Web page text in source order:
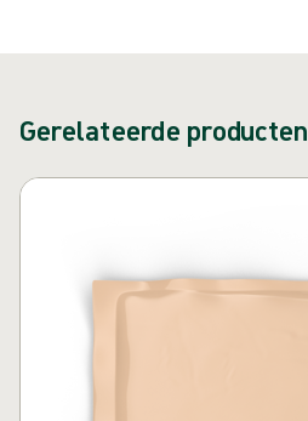
Gerelateerde producten